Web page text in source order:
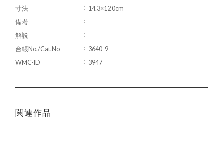
寸法
14.3×12.0cm
備考
解説
台帳No./Cat.No
3640-9
WMC-ID
3947
関連作品